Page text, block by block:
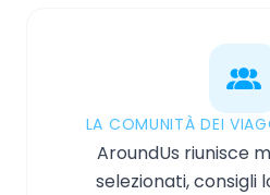
LA COMUNITÀ DEI
AroundUs riunisce
selezionati, consigli